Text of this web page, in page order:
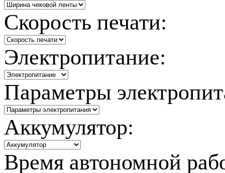
Скорость печати:
Электропитание:
Параметры
Аккумулятор:
Время автономной